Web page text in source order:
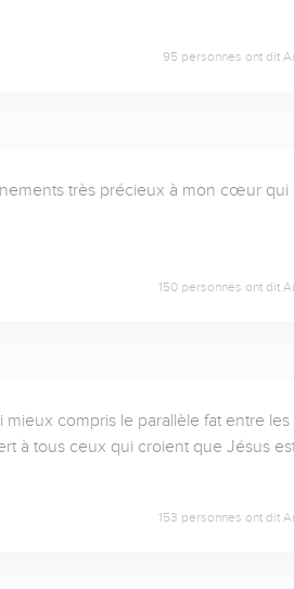
95 personnes ont dit
très précieux à mon cœur qui
150 personnes ont dit
compris le parallèle fat entre
à tous ceux qui croient que Jésus
153 personnes ont dit